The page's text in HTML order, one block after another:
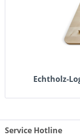
Echtholz-
Service Hotline